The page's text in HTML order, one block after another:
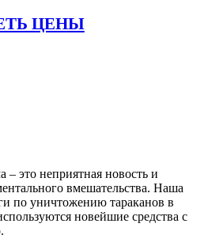
ЦЕНЫ
– это неприятная новость и
вмешательства. Наша
по уничтожению тараканов в
новейшие средства с